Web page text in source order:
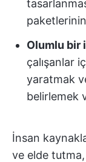
Olumlu bir
çalışanlar
yaratmak
belirlemek
İnsan
ve elde